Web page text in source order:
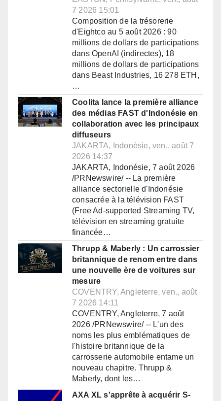
7 2026 15:01
Composition de la trésorerie
d'Eightco au 5 août 2026 : 90
millions de dollars de participations
dans OpenAI (indirectes), 18
millions de dollars de participations
dans Beast Industries, 16 278 ETH,
…
Coolita lance la première alliance
des médias FAST d'Indonésie en
collaboration avec les principaux
diffuseurs
JAKARTA, Indonésie, ven., août 7
2026 14:37
JAKARTA, Indonésie, 7 août 2026
/PRNewswire/ -- La première
alliance sectorielle d'Indonésie
consacrée à la télévision FAST
(Free Ad-supported Streaming TV,
télévision en streaming gratuite
financée…
Thrupp & Maberly : Un carrossier
britannique de renom entre dans
une nouvelle ère de voitures sur
mesure
COVENTRY, Angleterre, ven., août
7 2026 14:11
COVENTRY, Angleterre, 7 août
2026 /PRNewswire/ -- L'un des
noms les plus emblématiques de
l'histoire britannique de la
carrosserie automobile entame un
nouveau chapitre. Thrupp &
Maberly, dont les…
AXA XL s'apprête à acquérir S-